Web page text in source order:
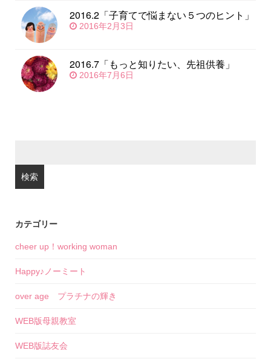
2016.2「子育てで悩まない５つのヒント」
2016年2月3日
2016.7「もっと知りたい、先祖供養」
2016年7月6日
カテゴリー
cheer up！working woman
Happy♪ノーミート
over age プラチナの輝き
WEB版母親教室
WEB版誌友会